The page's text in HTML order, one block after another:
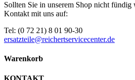
Sollten Sie in unserem Shop nicht fündig
Kontakt mit uns auf:
Tel: (0 72 21) 8 01 90-30
ersatzteile@reichertservicecenter.de
Warenkorb
KONTAKT